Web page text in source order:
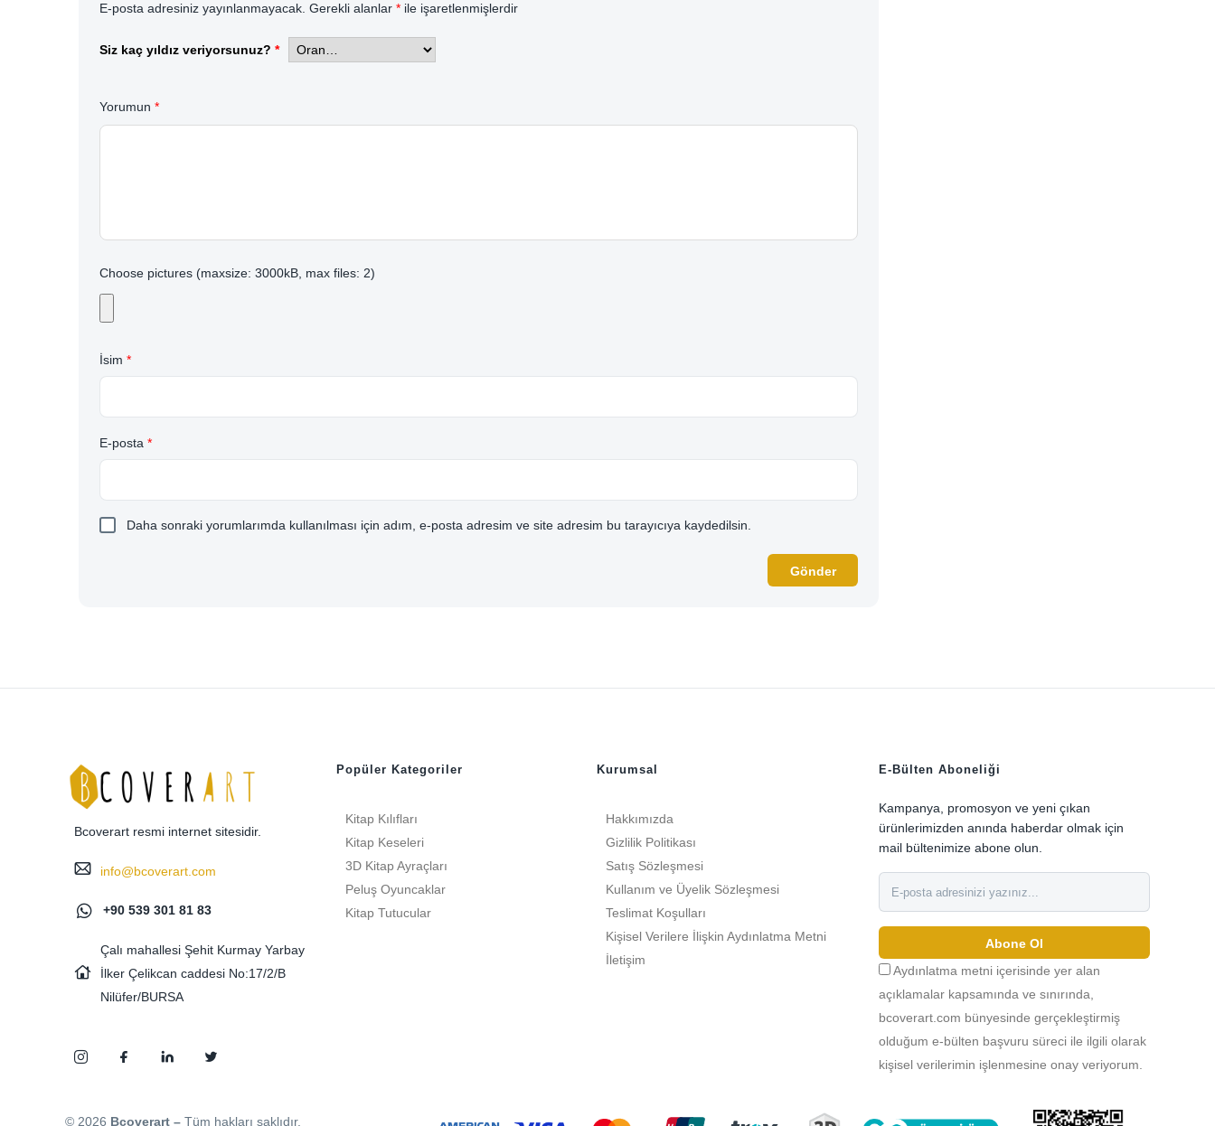
E-posta adresiniz yayınlanmayacak. Gerekli alanlar * ile işaretlenmişlerdir
Siz kaç yıldız veriyorsunuz? *
Yorumun *
Choose pictures (maxsize: 3000kB, max files: 2)
İsim *
E-posta *
Daha sonraki yorumlarımda kullanılması için adım, e-posta adresim ve site adresim bu tarayıcıya kaydedilsin.
Bcoverart resmi internet sitesidir.
info@bcoverart.com
+90 539 301 81 83
Çalı mahallesi Şehit Kurmay Yarbay
İlker Çelikcan caddesi No:17/2/B
Nilüfer/BURSA
Popüler Kategoriler
Kitap Kılıfları
Kitap Keseleri
3D Kitap Ayraçları
Peluş Oyuncaklar
Kitap Tutucular
Kurumsal
Hakkımızda
Gizlilik Politikası
Satış Sözleşmesi
Kullanım ve Üyelik Sözleşmesi
Teslimat Koşulları
Kişisel Verilere İlişkin Aydınlatma Metni
İletişim
E-Bülten Aboneliği
Kampanya, promosyon ve yeni çıkan
ürünlerimizden anında haberdar olmak için
mail bültenimize abone olun.
Abone Ol
Aydınlatma metni içerisinde yer alan
açıklamalar kapsamında ve sınırında,
bcoverart.com bünyesinde gerçekleştirmiş
olduğum e-bülten başvuru süreci ile ilgili olarak
kişisel verilerimin işlenmesine onay veriyorum.
© 2026 Bcoverart – Tüm hakları saklıdır.